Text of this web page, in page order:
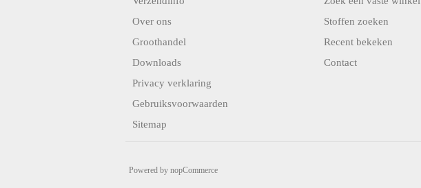
Over ons
Groothandel
Downloads
Privacy verklaring
Gebruiksvoorwaarden
Sitemap
Stoffen zoeken
Recent bekeken
Contact
Powered by nopCommerce